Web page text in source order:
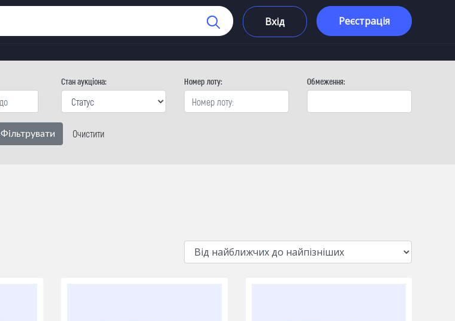
Вхід Реєстрація
Стан аукцiона: Номер лоту: Обмеження:
Фiльтрувати Очистити